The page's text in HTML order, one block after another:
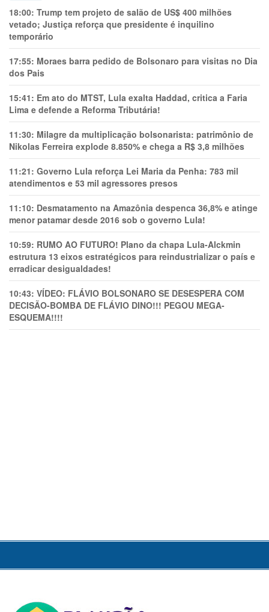
18:00: Trump tem projeto de salão de US$ 400 milhões
vetado; Justiça reforça que presidente é inquilino
temporário
17:55: Moraes barra pedido de Bolsonaro para visitas no Dia
dos Pais
15:41: Em ato do MTST, Lula exalta Haddad, critica a Faria
Lima e defende a Reforma Tributária!
11:30: Milagre da multiplicação bolsonarista: patrimônio de
Nikolas Ferreira explode 8.850% e chega a R$ 3,8 milhões
11:21: Governo Lula reforça Lei Maria da Penha: 783 mil
atendimentos e 53 mil agressores presos
11:10: Desmatamento na Amazônia despenca 36,8% e atinge
menor patamar desde 2016 sob o governo Lula!
10:59: RUMO AO FUTURO! Plano da chapa Lula-Alckmin
estrutura 13 eixos estratégicos para reindustrializar o país e
erradicar desigualdades!
10:43: VÍDEO: FLÁVIO BOLSONARO SE DESESPERA COM
DECISÃO-BOMBA DE FLÁVIO DINO!!! PEGOU MEGA-
ESQUEMA!!!!